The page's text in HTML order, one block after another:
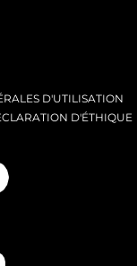
D'UTILISATION
D'ÉTHIQUE